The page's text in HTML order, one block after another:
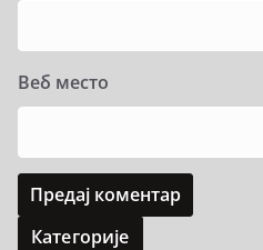
Веб место
Категорије